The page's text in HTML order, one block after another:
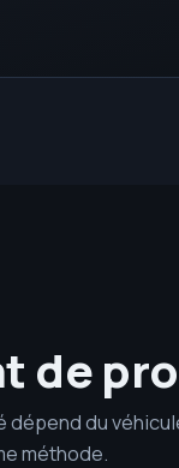
de
du
méthode.